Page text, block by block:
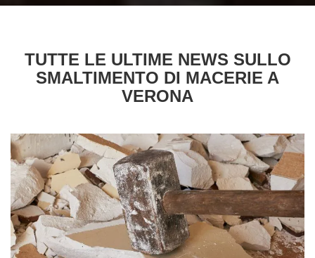
TUTTE LE ULTIME NEWS SULLO
SMALTIMENTO DI MACERIE A
VERONA